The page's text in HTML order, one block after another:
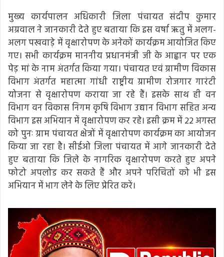
मुख्य कार्यपालन अधिकारी जिला पंचायत संदीप कुमार
अग्रवाल ने जानकारी देते हुए बताया कि इस वर्षा ऋतु में अलग-
अलग पखवाड़े में वृक्षारोपण के अनेकों कार्यक्रम आयोजित किए
गए। सभी कार्यक्रम माननीय प्रधानमंत्री जी के आह्वान पर एक
पेड़ मां के नाम अंतर्गत किया गया। पंचायत एवं ग्रामीण विकास
विभाग अंतर्गत महात्मा गांधी राष्ट्रीय ग्रामीण रोजगार गारंटी
योजना से वृक्षारोपण कराया जा रहे हैं। इसके साथ ही वन
विभाग वन विकास निगम कृषि विभाग उद्यान विभाग सहित अन्य
विभाग इस अभियान में वृक्षारोपण कर रहे। इसी क्रम में 22 अगस्त
को पुनः ग्राम पंचायत क्षेत्रों में वृक्षारोपण कार्यक्रम का आयोजन
किया जा रहा है। सीईओ जिला पंचायत में आगे जानकारी देते
हुए बताया कि जिले के नागरिक वृक्षारोपण करते हुए अपने
फोटो अपलोड कर सकते हैं और अपने परिचितों को भी इस
अभियान में भाग लेने के लिए प्रेरित करें।